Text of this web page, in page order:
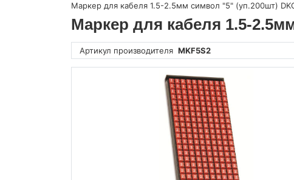
Маркер для кабеля 1.5-2.5мм символ "5" (уп.200шт)
Маркер для кабеля 1.5-
Артикул производителя MKF5S2